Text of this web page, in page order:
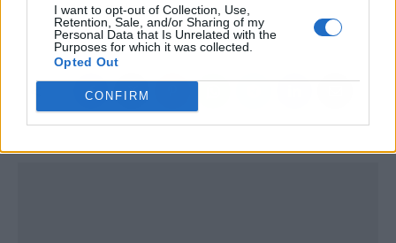
I want to opt-out of Collection, Use,
Retention, Sale, and/or Sharing of my
Personal Data that Is Unrelated with the
Purposes for which it was collected.
Opted Out
CONFIRM
de sus empleados,
según CCOO